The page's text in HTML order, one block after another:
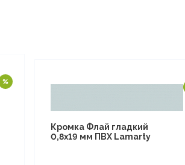
Кромка Флай гладкий
0,8х19 мм ПВХ Lamarty